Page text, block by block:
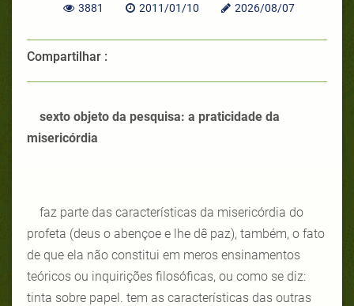
3881 2011/01/10 2026/08/07
Compartilhar :
sexto objeto da pesquisa: a praticidade da
misericórdia
faz parte das características da misericórdia do
profeta (deus o abençoe e lhe dê paz), também, o fato
de que ela não constitui em meros ensinamentos
teóricos ou inquirições filosóficas, ou como se diz:
tinta sobre papel. tem as características das outras